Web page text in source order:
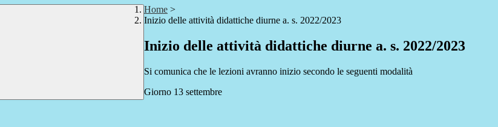
Home >
Inizio delle attività didattiche diurne a. s. 2022/2023
Inizio delle attività didattiche diurne a. s. 2022/2023
Si comunica che le lezioni avranno inizio secondo le seguenti modalità
Giorno 13 settembre